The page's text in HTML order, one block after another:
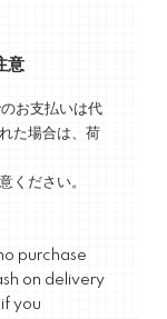
意
お支払いは代
た場合は、荷
ください。
purchase
on delivery
you